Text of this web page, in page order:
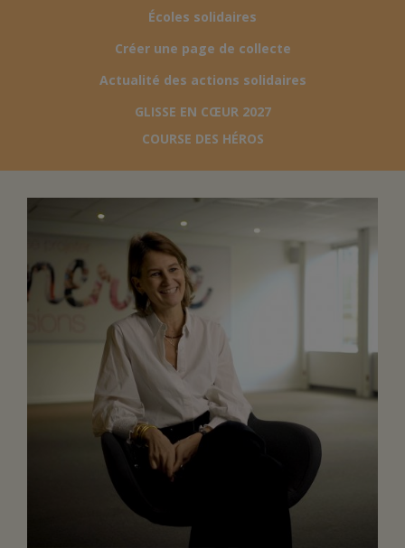
FAIRE UN DON
ESPACE PRESSE
JE DEVIENS
UN PETIT PRINCE
Écoles solidaires
Créer une page de collecte
Actualité des actions solidaires
GLISSE EN CŒUR 2027
COURSE DES HÉROS